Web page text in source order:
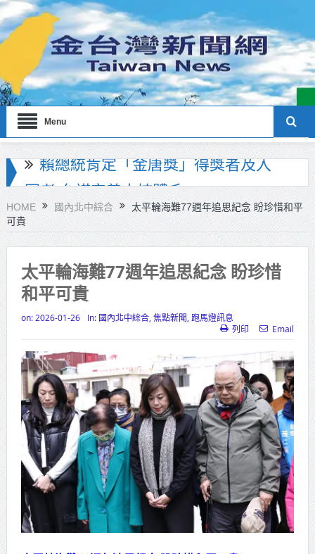
Menu
海巡署南部分署主官大換血 蔡順元
勉提升巡防戰力
北市鮮奶週報再升級！8月31日補助
擴大至國中生
雙北合作里程碑！萬大線動態測試
侯友宜蔣萬安攜手視察
高齡健康產業博覽會8/7盛大登場 新
北形象館亮相
打鐵厝北側產業園區產業設施公共
動土創造千個就業機會
高雄「三民運動中心」市長陳其
邁、運動部長李洋各界貴賓共同揭幕
高雄東照山關帝廟全國國中小學書
法比賽 圓滿落幕
HOME 國內北中綜合
太平輪海難77週年追思紀念 盼珍惜和平
可貴
太平輪海難77週年追思紀念 盼珍惜
和平可貴
on: 2026-01-26 In: 國內北中綜合, 焦點新聞 跑馬燈訊息
列印
Email